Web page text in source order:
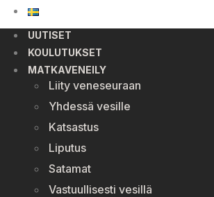
UUTISET
KOULUTUKSET
MATKAVENEILY
Liity veneseuraan
Yhdessä vesille
Katsastus
Liputus
Satamat
Vastuullisesti vesillä